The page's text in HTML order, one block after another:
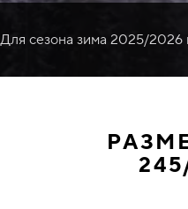
сезона зима 2025/